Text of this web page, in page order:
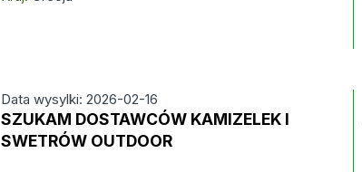
Data wysylki: 2026-02-16
SZUKAM DOSTAWCÓW KAMIZELEK I
SWETRÓW OUTDOOR